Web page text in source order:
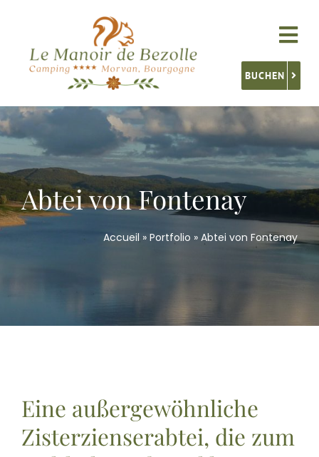
content
Unterkünfte
Service
Aktivitäten
BUCHEN
Abtei von Fontenay
Accueil »Portfolio »Abtei von Fontenay
Eine außergewöhnliche
Zisterzienserabtei, die zum